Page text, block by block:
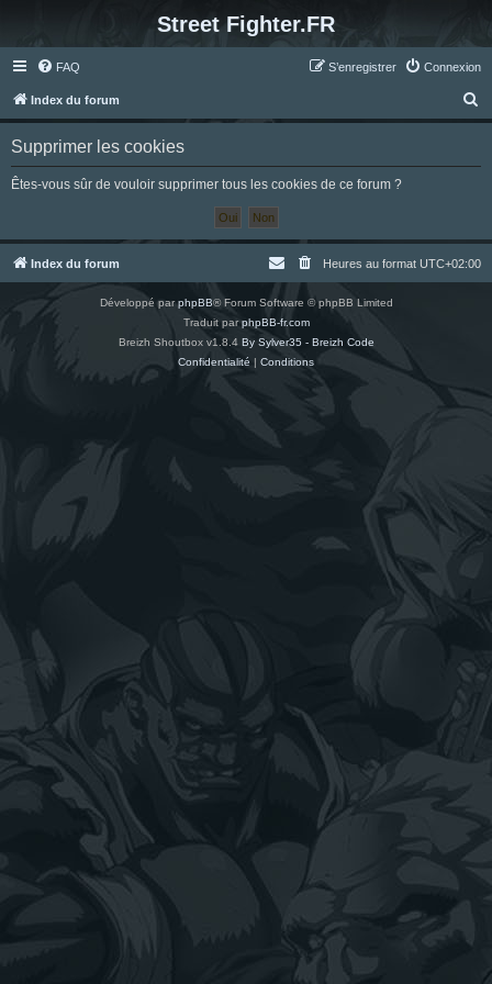
Street Fighter.FR
FAQ Connexion
S’enregistrer
Index du forum
e
h
Supprimer les cookies
Êtes-vous sûr de vouloir supprimer tous les cookies de ce forum ?
Index du forum Heures au format UTC+02:00
Développé parphpBB® Forum Software © phpBB Limited
Traduit parphpBB-fr.com
Breizh Shoutbox v1.8.4 By Sylver35 - Breizh Code
Confidentialité | Conditions